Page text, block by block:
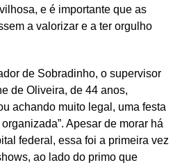
e é importante que as
a valorizar e a ter orgulho
de Sobradinho, o supervisor
de Oliveira, de 44 anos,
achando muito legal, uma festa
Apesar de morar há
federal, essa foi a primeira vez
ao lado do primo que